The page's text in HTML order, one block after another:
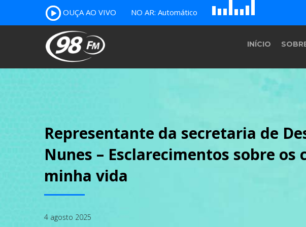
OUÇA AO VIVO NO AR: Automático B c
E F
INÍCIO
Representante da secretaria de
Nunes – Esclarecimentos sobre
minha vida
4 agosto 2025